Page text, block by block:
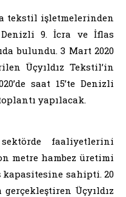
tekstil işletmelerinden
9. İcra ve İflas
bulundu. 3 Mart 2020
Üçyıldız Tekstil’in
saat 15’te Denizli
yapılacak.
faaliyetlerini
metre hambez üretimi
kapasitesine sahipti. 20
Üçyıldız